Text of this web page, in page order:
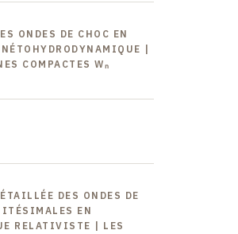
ONDES DE CHOC EN
|
COMPACTES Wₙ
DES ONDES DE
EN
RELATIVISTE | LES